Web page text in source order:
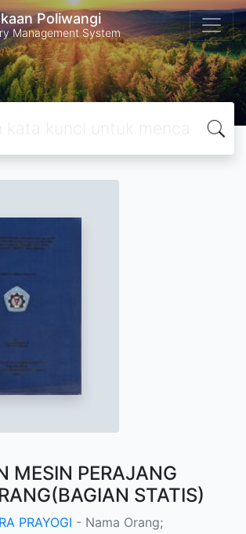
Poliwangi
Management System
MESIN PERAJANG
STATIS)
PRAYOGI - Nama Orang;